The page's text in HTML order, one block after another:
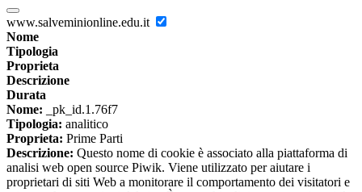
www.salveminionline.edu.it
Nome
Tipologia
Proprieta
Descrizione
Durata
Nome: _pk_id.1.76f7
Tipologia: analitico
Proprieta: Prime Parti
Descrizione: Questo nome di cookie è associato alla piattaforma di
analisi web open source Piwik. Viene utilizzato per aiutare i
proprietari di siti Web a monitorare il comportamento dei visitatori e